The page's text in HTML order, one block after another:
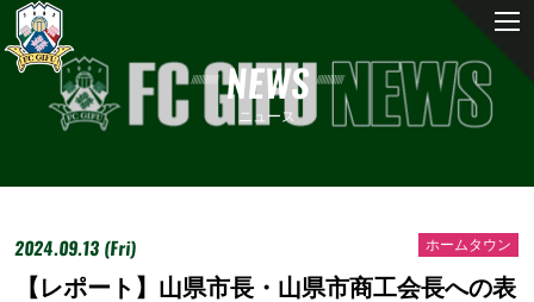
NEWS
ニュース
2024.09.13 (Fri) ホームタウン
【レポート】山県市長・山県市商工会長への表